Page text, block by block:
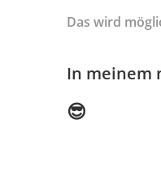
Das wird
In meinem
😎